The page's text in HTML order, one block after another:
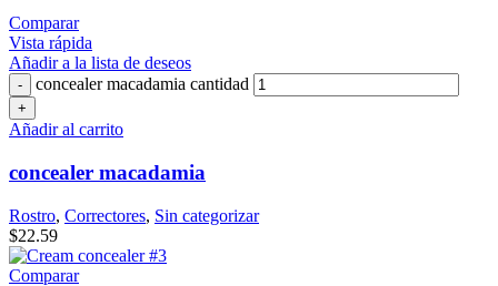
Comparar
Vista rápida
Añadir a la lista de deseos
concealer macadamia cantidad
Añadir al carrito
concealer macadamia
Rostro, Correctores, Sin categorizar
$22.59
Comparar